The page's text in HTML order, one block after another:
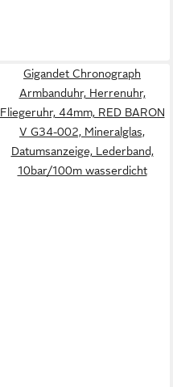
Gigandet Chronograph
Armbanduhr, Herrenuhr,
Fliegeruhr, 44mm, RED BARON
V G34-002, Mineralglas,
Datumsanzeige, Lederband,
10bar/100m wasserdicht